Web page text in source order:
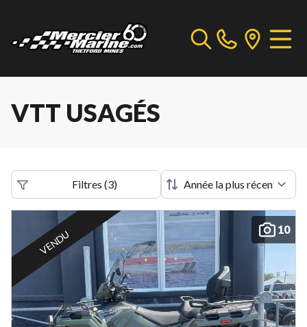
VTT USAGÉS
Filtres (3)
10
VENDU